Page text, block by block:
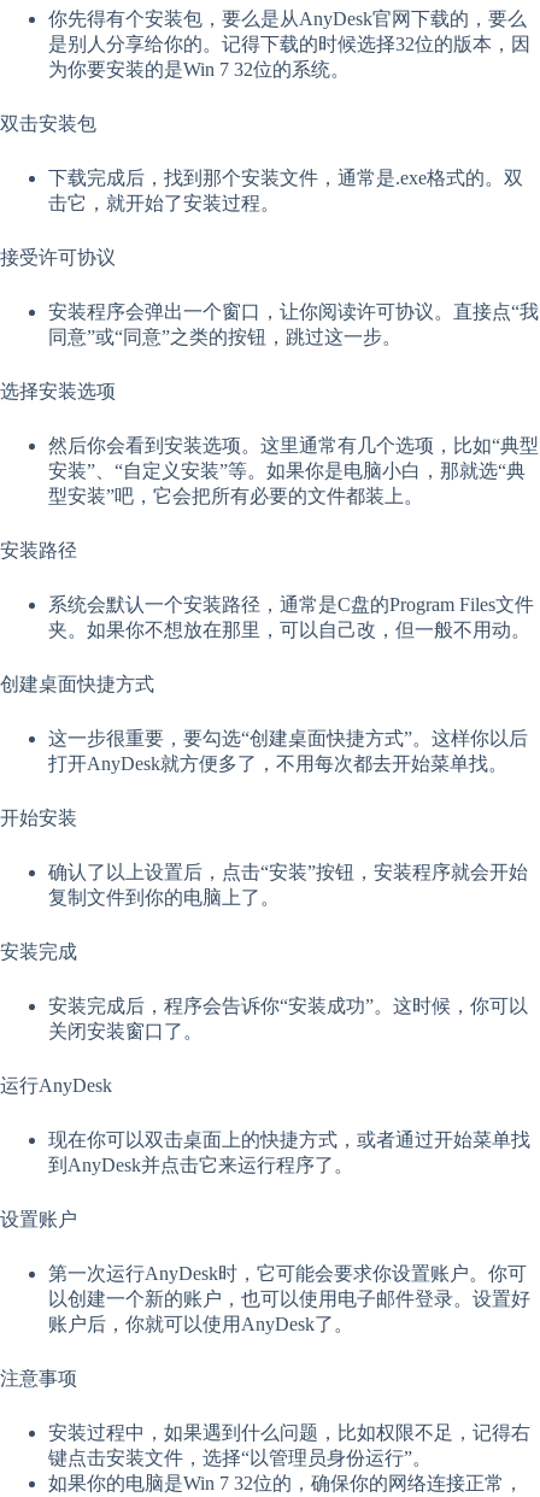
你先得有个安装包，要么是从AnyDesk官网下载的，要么
是别人分享给你的。记得下载的时候选择32位的版本，因
为你要安装的是Win 7 32位的系统。
双击安装包
下载完成后，找到那个安装文件，通常是.exe格式的。双
击它，就开始了安装过程。
接受许可协议
安装程序会弹出一个窗口，让你阅读许可协议。直接点“我
同意”或“同意”之类的按钮，跳过这一步。
选择安装选项
然后你会看到安装选项。这里通常有几个选项，比如“典型
安装”、“自定义安装”等。如果你是电脑小白，那就选“典
型安装”吧，它会把所有必要的文件都装上。
安装路径
系统会默认一个安装路径，通常是C盘的Program Files文件
夹。如果你不想放在那里，可以自己改，但一般不用动。
创建桌面快捷方式
这一步很重要，要勾选“创建桌面快捷方式”。这样你以后
打开AnyDesk就方便多了，不用每次都去开始菜单找。
开始安装
确认了以上设置后，点击“安装”按钮，安装程序就会开始
复制文件到你的电脑上了。
安装完成
安装完成后，程序会告诉你“安装成功”。这时候，你可以
关闭安装窗口了。
运行AnyDesk
现在你可以双击桌面上的快捷方式，或者通过开始菜单找
到AnyDesk并点击它来运行程序了。
设置账户
第一次运行AnyDesk时，它可能会要求你设置账户。你可
以创建一个新的账户，也可以使用电子邮件登录。设置好
账户后，你就可以使用AnyDesk了。
注意事项
安装过程中，如果遇到什么问题，比如权限不足，记得右
键点击安装文件，选择“以管理员身份运行”。
如果你的电脑是Win 7 32位的，确保你的网络连接正常，